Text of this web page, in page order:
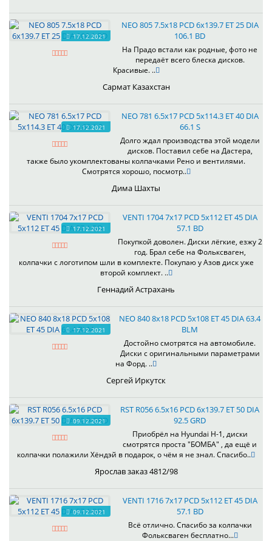
17.12.2021
NEO 805 7.5x18 PCD 6x139.7 ET 25 DIA
106.1 BD
На Прадо встали как родные, фото не
передаёт всего блеска дисков.
Красивые. ..
Сармат Казахстан
17.12.2021
NEO 781 6.5x17 PCD 5x114.3 ET 40 DIA
66.1 S
Долго ждал производства этой модели
дисков. Поставил себе на Дастера,
также было укомплектованы колпачками Рено и вентилями.
Смотрятся хорошо, посмотр..
Дима Шахты
17.12.2021
VENTI 1704 7x17 PCD 5x112 ET 45 DIA
57.1 BD
Покупкой доволен. Диски лёгкие, езжу 2
год. Брал себе на Фольксваген,
колпачки с логотипом шли в комплекте. Покупаю у Азов диск уже
второй комплект. ..
Геннадий Астрахань
17.12.2021
NEO 840 8x18 PCD 5x108 ET 45 DIA 63.4
BLM
Достойно смотрятся на автомобиле.
Диски с оригинальными параметрами
на Форд. ..
Сергей Иркутск
09.12.2021
RST R056 6.5x16 PCD 6x139.7 ET 50 DIA
92.5 GRD
Приобрёл на Hyundai H-1, диски
смотрятся проста "БОМБА" , да ещё и
колпачки полажили Хёндэй в подарок, о чём я не знал. Спасибо..
Ярослав заказ 4812/98
09.12.2021
VENTI 1716 7x17 PCD 5x112 ET 45 DIA
57.1 BD
Всё отлично. Спасибо за колпачки
Фольксваген бесплатно...